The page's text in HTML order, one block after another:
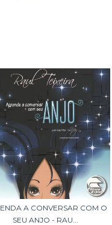
A CONVERSAR COM O
SEU ANJO - RAU...